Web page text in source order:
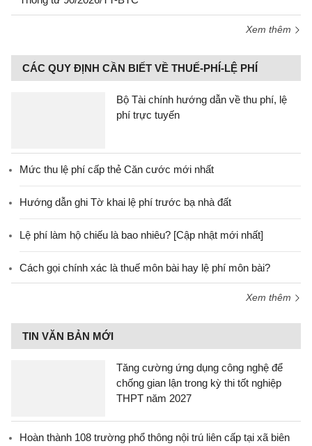
Xem thêm
CÁC QUY ĐỊNH CẦN BIẾT VỀ THUẾ-PHÍ-LỆ PHÍ
Bộ Tài chính hướng dẫn về thu phí, lệ
phí trực tuyến
Mức thu lệ phí cấp thẻ Căn cước mới nhất
Hướng dẫn ghi Tờ khai lệ phí trước bạ nhà đất
Lệ phí làm hộ chiếu là bao nhiêu? [Cập nhật mới nhất]
Cách gọi chính xác là thuế môn bài hay lệ phí môn bài?
Xem thêm
TIN VĂN BẢN MỚI
Tăng cường ứng dụng công nghệ để
chống gian lận trong kỳ thi tốt nghiệp
THPT năm 2027
Hoàn thành 108 trường phổ thông nội trú liên cấp tại xã biên